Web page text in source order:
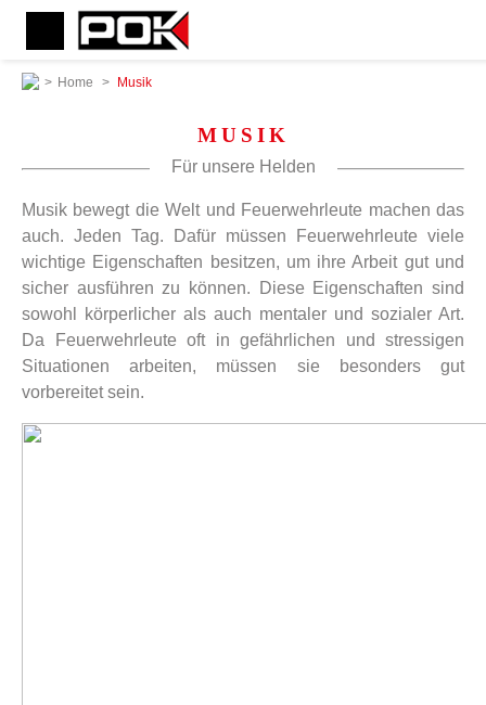
> Home > Musik
MUSIK
Für unsere Helden
Musik bewegt die Welt und Feuerwehrleute machen das
auch. Jeden Tag. Dafür müssen Feuerwehrleute viele
wichtige Eigenschaften besitzen, um ihre Arbeit gut und
sicher ausführen zu können. Diese Eigenschaften sind
sowohl körperlicher als auch mentaler und sozialer Art.
Da Feuerwehrleute oft in gefährlichen und stressigen
Situationen arbeiten, müssen sie besonders gut
vorbereitet sein.